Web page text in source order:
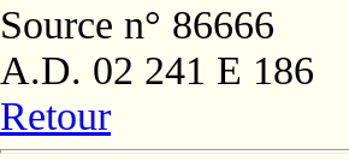
Source n° 86666
A.D. 02 241 E 186
Retour